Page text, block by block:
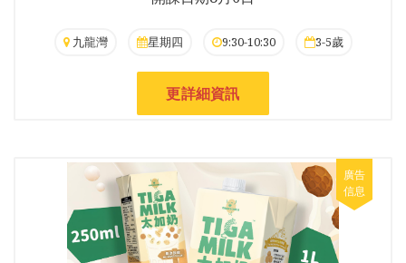
九龍灣 星期四 9:30-10:30 3-5歲
更詳細資訊